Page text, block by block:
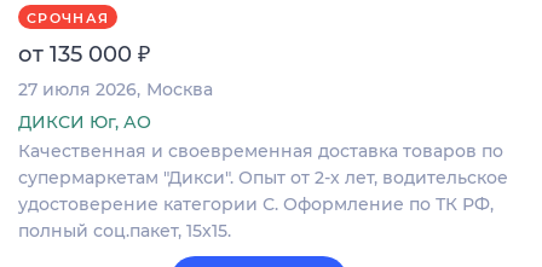
СРОЧНАЯ
от 135 000 ₽
27 июля 2026 Москва
ДИКСИ Юг, АО
Качественная и своевременная доставка товаров по
супермаркетам "Дикси". Опыт от 2-х лет, водительское
удостоверение категории С. Оформление по ТК РФ,
полный соц.пакет, 15х15.